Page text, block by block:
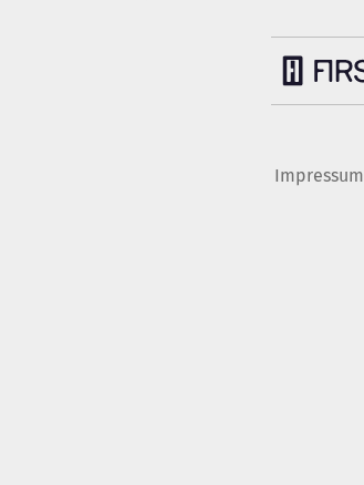
Impressum